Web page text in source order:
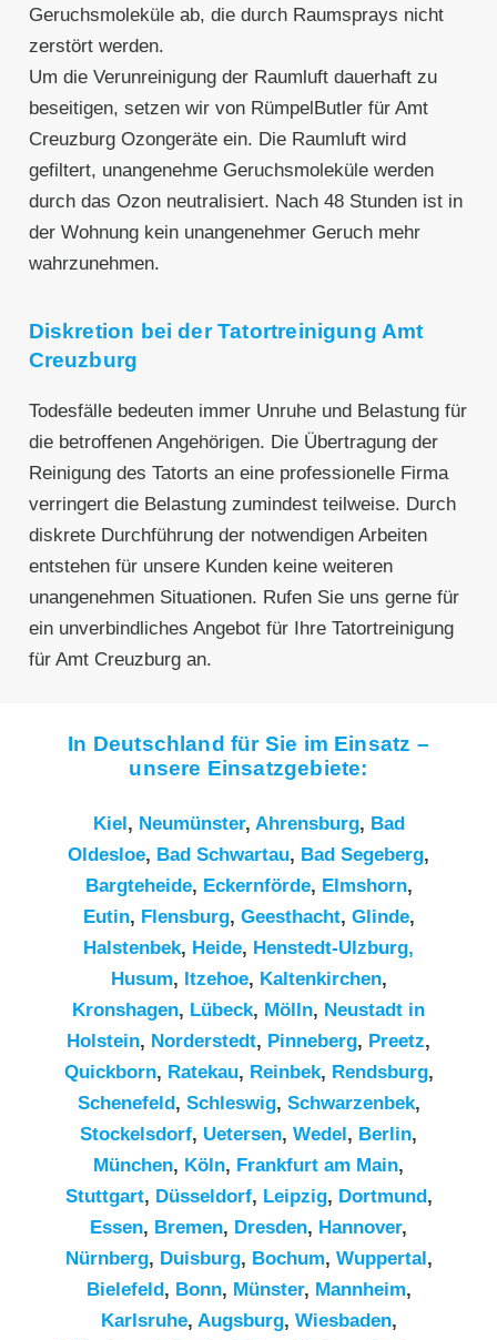
Geruchsmoleküle ab, die durch Raumsprays nicht
zerstört werden.
Um die Verunreinigung der Raumluft dauerhaft zu
beseitigen, setzen wir von RümpelButler für Amt
Creuzburg Ozongeräte ein. Die Raumluft wird
gefiltert, unangenehme Geruchsmoleküle werden
durch das Ozon neutralisiert. Nach 48 Stunden ist in
der Wohnung kein unangenehmer Geruch mehr
wahrzunehmen.
Diskretion bei der Tatortreinigung Amt
Creuzburg
Todesfälle bedeuten immer Unruhe und Belastung für
die betroffenen Angehörigen. Die Übertragung der
Reinigung des Tatorts an eine professionelle Firma
verringert die Belastung zumindest teilweise. Durch
diskrete Durchführung der notwendigen Arbeiten
entstehen für unsere Kunden keine weiteren
unangenehmen Situationen. Rufen Sie uns gerne für
ein unverbindliches Angebot für Ihre Tatortreinigung
für Amt Creuzburg an.
In Deutschland für Sie im Einsatz –
unsere Einsatzgebiete:
Kiel , Neumünster, Ahrensburg, Bad
Oldesloe, Bad Schwartau, Bad Segeberg,
Bargteheide, Eckernförde, Elmshorn,
Eutin, Flensburg, Geesthacht, Glinde,
Halstenbek, Heide, Henstedt-Ulzburg,
Husum, Itzehoe, Kaltenkirchen,
Kronshagen, Lübeck, Mölln, Neustadt in
Holstein, Norderstedt, Pinneberg, Preetz,
Quickborn, Ratekau, Reinbek, Rendsburg,
Schenefeld , Schleswig, Schwarzenbek,
Stockelsdorf, Uetersen, Wedel , Berlin,
München, Köln, Frankfurt am Main,
Stuttgart, Düsseldorf, Leipzig, Dortmund ,
Essen, Bremen, Dresden, Hannover,
Nürnberg, Duisburg, Bochum, Wuppertal ,
Bielefeld , Bonn, Münster, Mannheim,
Karlsruhe, Augsburg, Wiesbaden,